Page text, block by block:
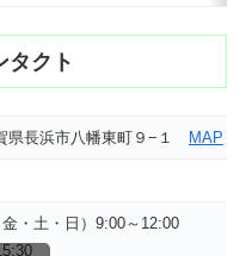
タクト
県長浜市八幡東町９−１ MAP
金・土・日）9:00～12:00